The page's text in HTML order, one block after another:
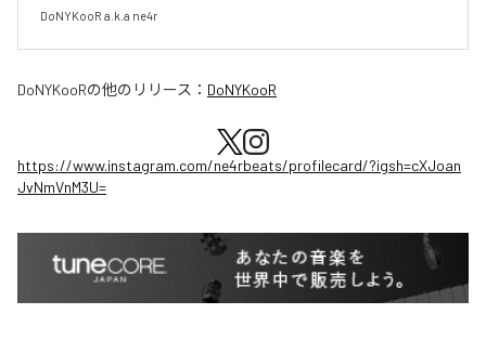
DoNYKooR a.k.a ne4r
DoNYKooRの他のリリース： DoNYKooR
https://www.instagram.com/ne4rbeats/profilecard/?igsh=cXJoan
JvNmVnM3U=